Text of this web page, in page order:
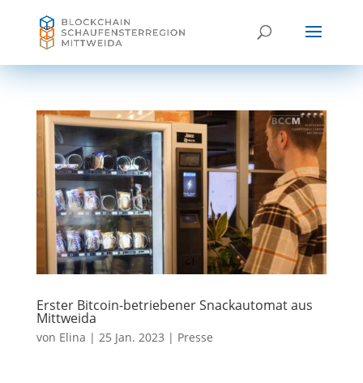
Erster Bitcoin-betriebener Snackautomat aus
Mittweida
von Elina | 25 Jan. 2023 | Presse